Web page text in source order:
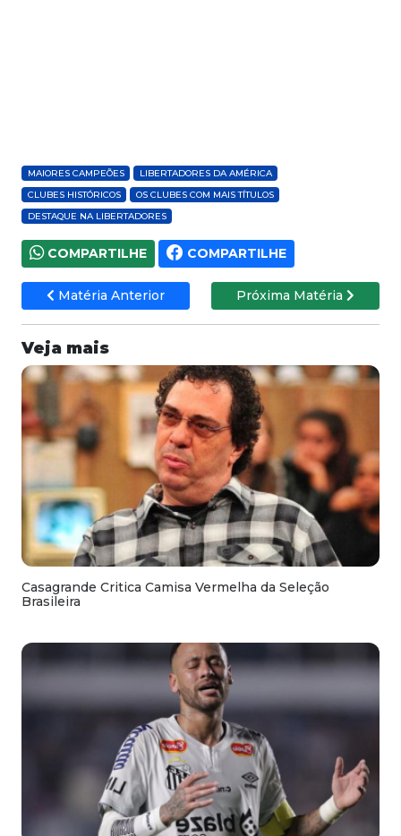
MAIORES CAMPEÕES
LIBERTADORES DA AMÉRICA
CLUBES HISTÓRICOS
OS CLUBES COM MAIS TÍTULOS
DESTAQUE NA LIBERTADORES
COMPARTILHE COMPARTILHE
Matéria Anterior Próxima Matéria
Veja mais
Casagrande Critica Camisa Vermelha da Seleção
Brasileira